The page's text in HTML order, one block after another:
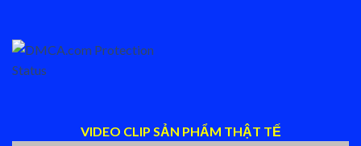
VIDEO CLIP SẢN PHẨM THẬT TẾ